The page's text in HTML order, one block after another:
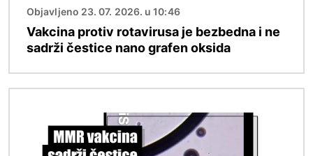
Objavljeno 23. 07. 2026. u 10:46
Vakcina protiv rotavirusa je bezbedna i ne
sadrži čestice nano grafen oksida